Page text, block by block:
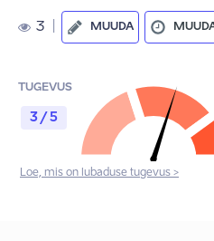
3 MUUDA
TUGEVUS
3 / 5
Loe, mis on lubaduse tugevus >